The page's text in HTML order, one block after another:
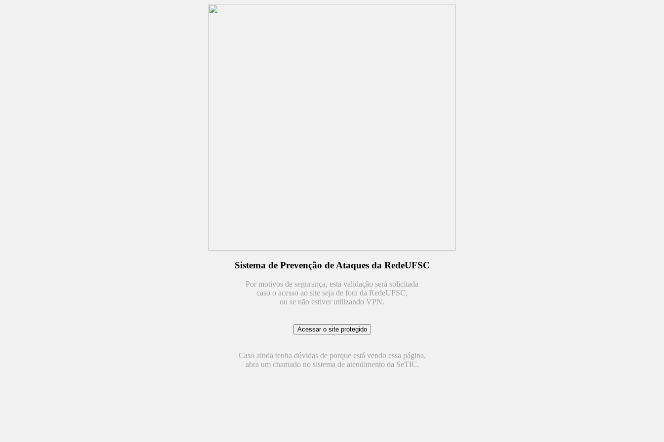
Sistema de Prevenção de Ataques da RedeUFSC
Por motivos de segurança, esta validação será solicitada
caso o acesso ao site seja de fora da RedeUFSC,
ou se não estiver utilizando VPN.
Caso ainda tenha dúvidas de porque está vendo essa página,
abra um chamado no sistema de atendimento da SeTIC.